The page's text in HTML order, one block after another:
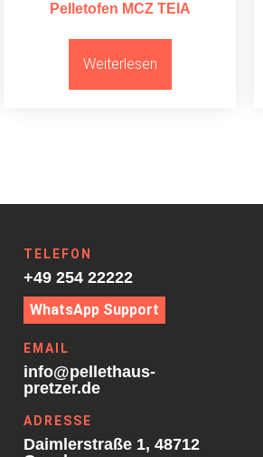
Pelletofen MCZ TEIA
Weiterlesen
TELEFON
+49 254 22222
WhatsApp Support
EMAIL
info@pellethaus-
pretzer.de
ADRESSE
Daimlerstraße 1, 48712